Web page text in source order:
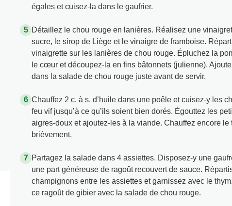
égales et cuisez-la dans le gaufrier.
Détaillez le chou rouge en lanières. Réalisez une
sucre, le sirop de Liège et le vinaigre de framboise.
vinaigrette sur les lanières de chou rouge. Épluchez la
le cœur et découpez-la en fins bâtonnets (julienne).
dans la salade de chou rouge juste avant de servir.
Chauffez 2 c. à s. d’huile dans une poêle et cuisez-y les
feu vif jusqu’à ce qu’ils soient bien dorés. Égouttez les
aigres-doux et ajoutez-les à la viande. Chauffez encore le
brièvement.
Partagez la salade dans 4 assiettes. Disposez-y une
une part généreuse de ragoût recouvert de sauce.
champignons entre les assiettes et garnissez avec le
ce ragoût de gibier avec la salade de chou rouge.